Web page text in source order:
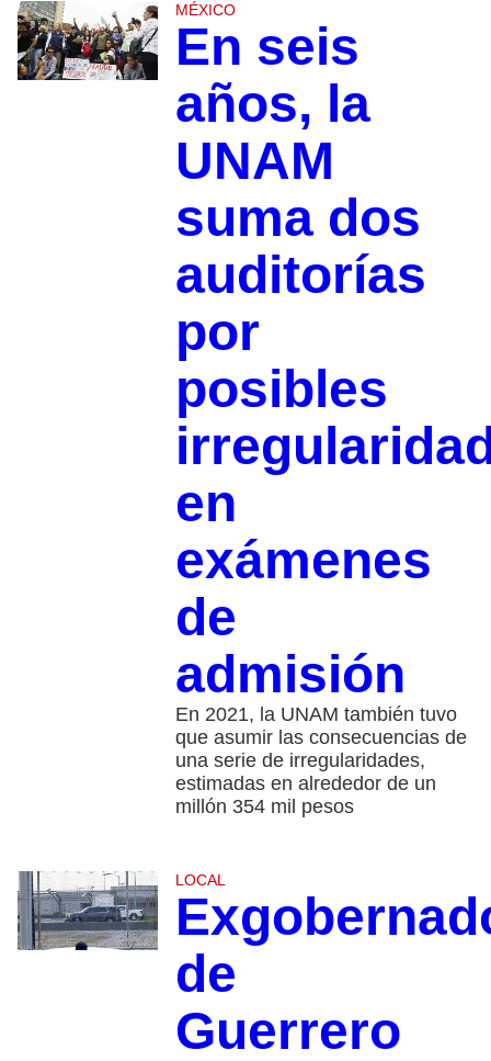
MÉXICO
En seis
años, la
UNAM
suma dos
auditorías
por
posibles
en
exámenes
de
admisión
En 2021, la UNAM también tuvo
que asumir las consecuencias de
una serie de irregularidades,
estimadas en alrededor de un
millón 354 mil pesos
LOCAL
de
Guerrero